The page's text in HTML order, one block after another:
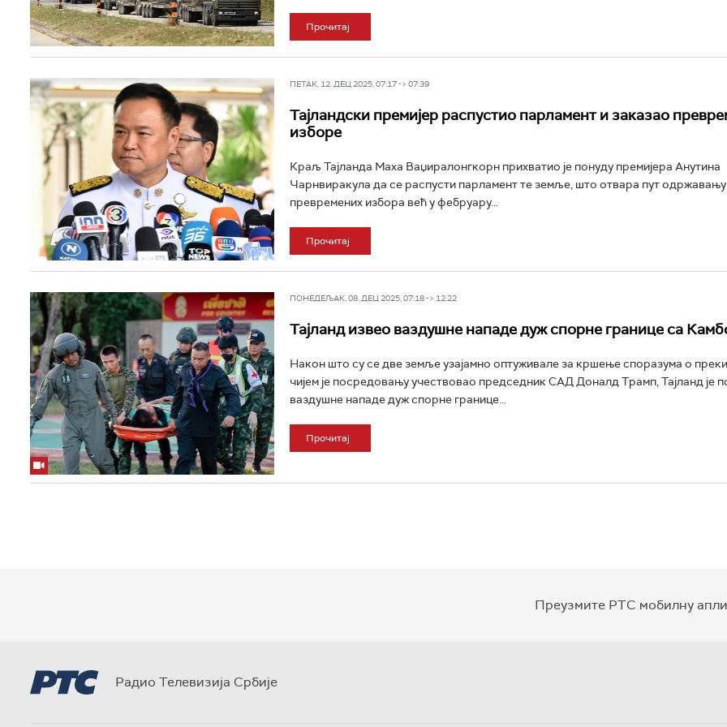
Прочитај
ПЕТАК, 12. ДЕЦ 2025, 07:17 -> 07:39
Тајландски премијер распустио парламент и заказао
изборе
Краљ Тајланда Маха Ваџиралонгкорн прихватио је понуду премијера Анутина
Чарнвиракула да се распусти парламент те земље, што отвара пут одржавању
превремених избора већ у фебруару...
Прочитај
ПОНЕДЕЉАК, 08. ДЕЦ 2025, 07:18 -> 12:22
Тајланд извео ваздушне нападе дуж спорне границе са
Након што су се две земље узајамно оптуживале за кршење споразума о
чијем је посредовању учествовао председник САД Доналд Трамп, Тајланд је
ваздушне нападе дуж спорне границе...
Прочитај
Преузмите РТС мобилну
Радио Телевизија Србије